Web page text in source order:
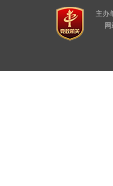
主办